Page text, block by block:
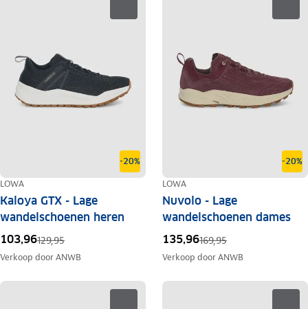
-20%
LOWA
Kaloya GTX - Lage
wandelschoenen heren
103,96129,95
Verkoop doorANWB
-20%
LOWA
Nuvolo - Lage
wandelschoenen dames
135,96169,95
Verkoop doorANWB